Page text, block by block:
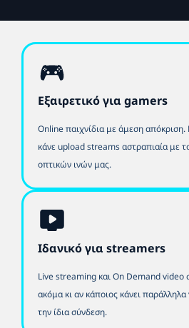
Εξαιρετικό για gamers
Online παιχνίδια με άμεση απόκριση.
κάνε upload streams αστραπιαία με
οπτικών ινών μας.
Ιδανικό για streamers
Live streaming και On Demand video
ακόμα κι αν κάποιος κάνει
την ίδια σύνδεση.